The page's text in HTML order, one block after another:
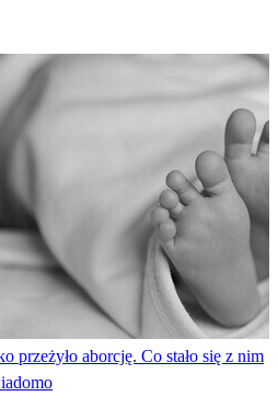
przeżyło aborcję. Co stało się z nim